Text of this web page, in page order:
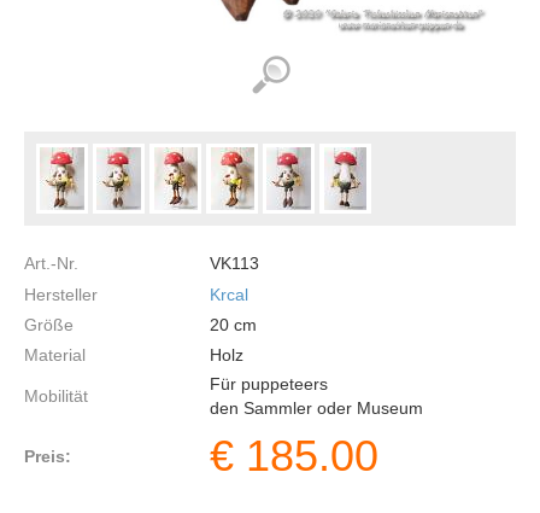
Art.-Nr.
VK113
Hersteller
Krcal
Größe
20 cm
Material
Holz
Mobilität
Für puppeteers
den Sammler oder Museum
Preis: € 185.00